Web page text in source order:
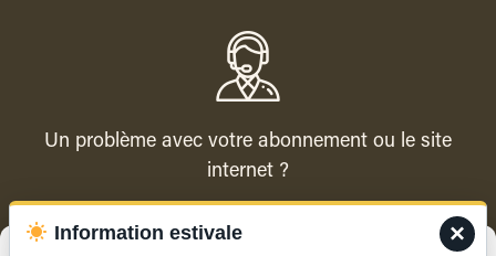
Un problème avec votre abonnement ou le site
internet ?
Contacter le service client ×
Information estivale